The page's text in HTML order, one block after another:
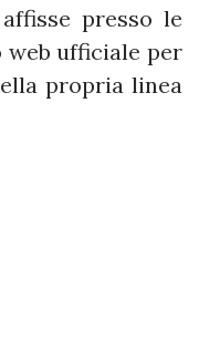
presso le
ufficiale per
propria linea